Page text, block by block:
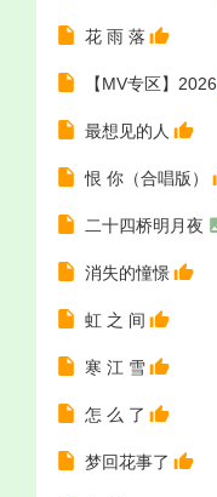
花 雨 落
【MV专区】2026
最想见的人
恨 你（合唱版）
二十四桥明月夜
消失的憧憬
虹 之 间
寒 江 雪
怎 么 了
梦回花事了